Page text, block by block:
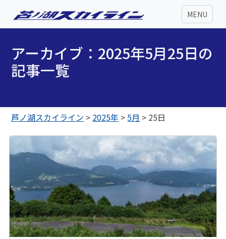
MENU
アーカイブ：2025年5月25日の
記事一覧
芦ノ湖スカイライン > 2025年 > 5月 > 25日